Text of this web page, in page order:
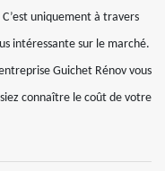
uniquement à travers
intéressante sur le marché.
Guichet Rénov vous
connaître le coût de votre